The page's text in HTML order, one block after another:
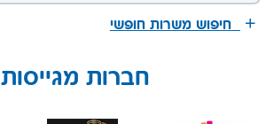
חיפוש משרות חופשי
חברות מגייסות